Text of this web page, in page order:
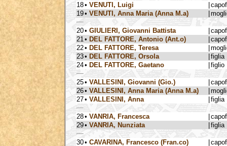
18• VENUTI, Luigi
19• VENUTI, Anna Maria (Anna M.a)
20• GIULIERI, Giovanni Battista
21 • DEL FATTORE, Antonio (Ant.o)
22• DEL FATTORE, Teresa
23• DEL FATTORE, Orsola
figlia
24• DEL FATTORE, Gaetano figlio
25• VALLESINI, Giovanni (Gio.)
26• VALLESINI, Anna Maria (Anna M.a)
27• VALLESINI, Anna figlia
28• VANRIA, Francesca
29• VANRIA, Nunziata figlia
30• CAVARINA, Francesco (Fran.co)